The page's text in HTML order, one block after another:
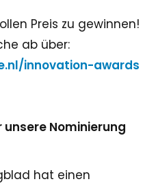
Preis zu gewinnen!
ab über:
innovation-awards
unsere Nominierung
hat einen